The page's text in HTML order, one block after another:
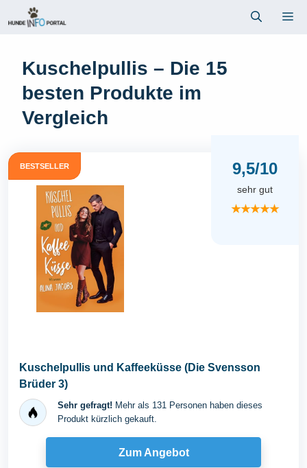
Inhalt
Kuschelpullis – Die 15
besten Produkte im
Vergleich
BESTSELLER 9,5/10
sehr gut
★★★★★
Kuschelpullis und Kaffeeküsse (Die Svensson
Brüder 3)
Sehr gefragt! Mehr als 131 Personen haben dieses
Produkt kürzlich gekauft.
Zum Angebot